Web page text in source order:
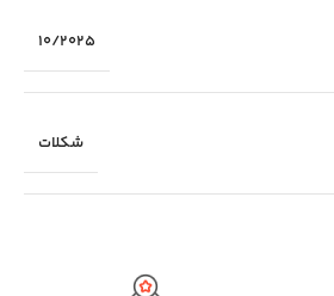
10/2025
شکلات